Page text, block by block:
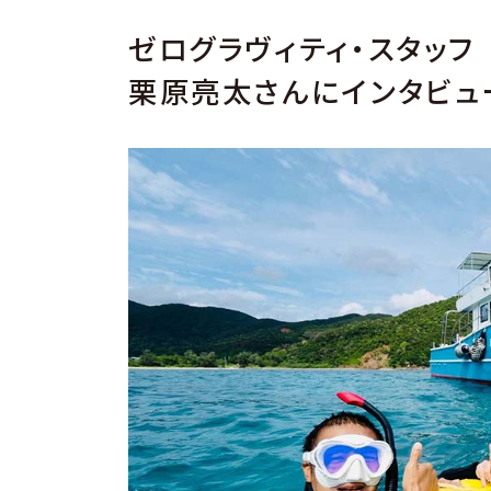
ゼログラヴィティ・スタッフ
栗原亮太さんにインタビ